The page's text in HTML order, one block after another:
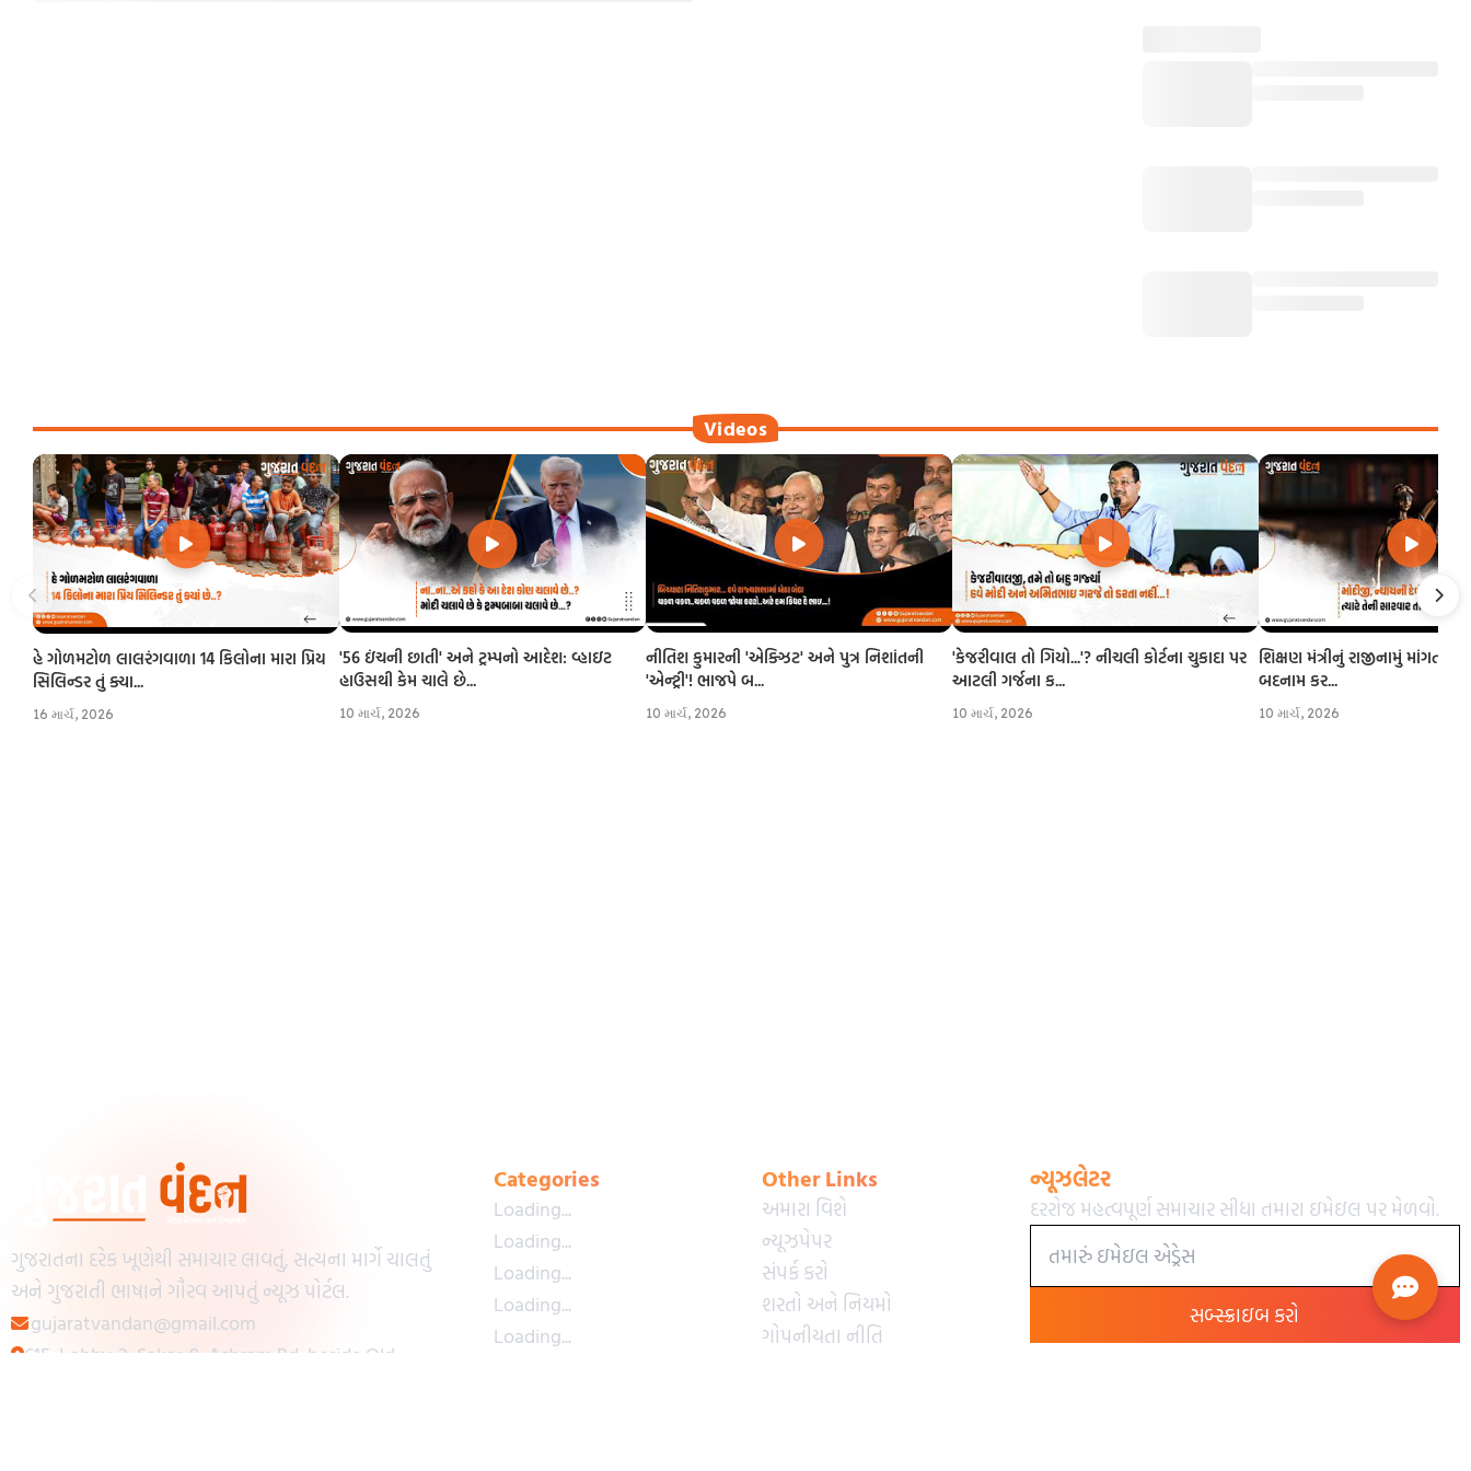
Videos
હે ગોળમટોળ લાલરંગવાળા 14 કિલોના મારા પ્રિય
સિલિન્ડર તું ક્યા...
16 માર્ચ, 2026
'56 ઇંચની છાતી' અને ટ્રમ્પનો આદેશ: વ્હાઇટ
હાઉસથી કેમ ચાલે છે...
10 માર્ચ, 2026
નીતિશ કુમારની 'એક્ઝિટ' અને પુત્ર નિશાંતની
'એન્ટ્રી'! ભાજપે બ...
10 માર્ચ, 2026
'કેજરીવાલ તો ગિયો...'? નીચલી કોર્ટના ચુકાદા પર
આટલી ગર્જના ક...
10 માર્ચ, 2026
શિક્ષણ મંત્રીનું રાજીનામું માંગતા
બદનામ કર...
10 માર્ચ, 2026
ગુજરાતના દરેક ખૂણેથી સમાચાર લાવતું, સત્યના માર્ગે ચાલતું
અને ગુજરાતી ભાષાને ગૌરવ આપતું ન્યૂઝ પોર્ટલ.
gujaratvandan@gmail.com
615, Lobby-2, Sakar-9, Ashram Rd, beside Old
Categories
Loading...
Loading...
Loading...
Loading...
Loading...
Other Links
અમારા વિશે
ન્યૂઝપેપર
સંપર્ક કરો
શરતો અને નિયમો
ગોપનીયતા નીતિ
ન્યૂઝલેટર
દરરોજ મહત્વપૂર્ણ સમાચાર સીધા તમારા ઇમેઇલ પર મેળવો.
સબ્સ્ક્રાઇબ કરો